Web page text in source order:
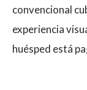
convencional
experiencia
huésped está